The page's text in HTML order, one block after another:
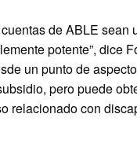
de ABLE sean
potente”, dice
un punto de
pero puede
relacionado con